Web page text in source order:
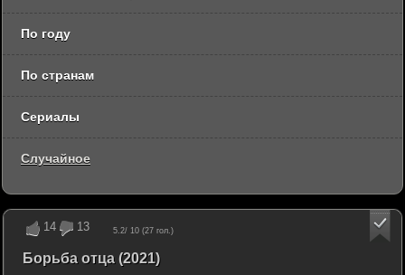
14 13 5.2/ 10 (27 гол.)
Борьба отца (2021)
По году
По странам
Сериалы
Случайное